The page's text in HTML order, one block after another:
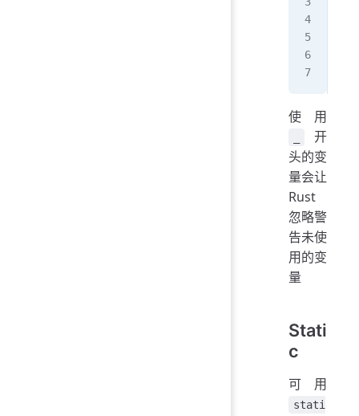
使用
开
头的变
量会让
Rust
忽略警
告未使
用的变
量
Stati
c
可用
stati